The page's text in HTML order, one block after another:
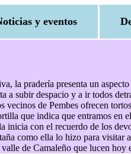
y eventos
la pradería presenta un
subir despacio y a ir todos
de Pembes ofrecen
que indica que entramos
inicia con el recuerdo de los
como ella lo hizo para
de Camaleño que lucen hoy